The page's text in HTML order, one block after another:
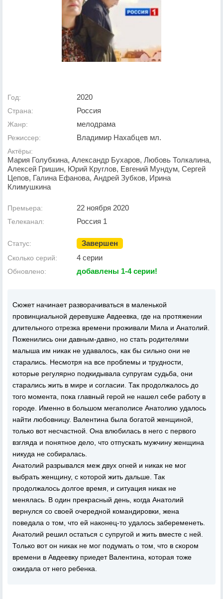
Год: 2020
Страна: Россия
Жанр: мелодрама
Режиссер: Владимир Нахабцев мл.
Актёры:
Мария Голубкина, Александр Бухаров, Любовь Толкалина,
Алексей Гришин, Юрий Круглов, Евгений Мундум, Сергей
Цепов, Галина Ефанова, Андрей Зубков, Ирина
Климушкина
Премьера: 22 ноября 2020
Телеканал: Россия 1
Статус: Завершен
Сколько серий: 4 серии
Обновлено: добавлены 1-4 серии!
Сюжет начинает разворачиваться в маленькой
провинциальной деревушке Авдеевка, где на протяжении
длительного отрезка времени проживали Мила и Анатолий.
Поженились они давным-давно, но стать родителями
малыша им никак не удавалось, как бы сильно они не
старались. Несмотря на все проблемы и трудности,
которые регулярно подкидывала супругам судьба, они
старались жить в мире и согласии. Так продолжалось до
того момента, пока главный герой не нашел себе работу в
городе. Именно в большом мегаполисе Анатолию удалось
найти любовницу. Валентина была богатой женщиной,
только вот несчастной. Она влюбилась в него с первого
взгляда и понятное дело, что отпускать мужчину женщина
никуда не собиралась.
Анатолий разрывался меж двух огней и никак не мог
выбрать женщину, с которой жить дальше. Так
продолжалось долгое время, и ситуация никак не
менялась. В один прекрасный день, когда Анатолий
вернулся со своей очередной командировки, жена
поведала о том, что ей наконец-то удалось забеременеть.
Анатолий решил остаться с супругой и жить вместе с ней.
Только вот он никак не мог подумать о том, что в скором
времени в Авдеевку приедет Валентина, которая тоже
ожидала от него ребенка.